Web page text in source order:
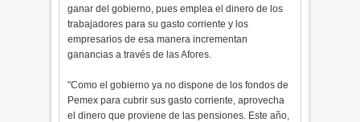
ganar del gobierno, pues emplea el dinero de los
trabajadores para su gasto corriente y los
empresarios de esa manera incrementan
ganancias a través de las Afores.
"Como el gobierno ya no dispone de los fondos de
Pemex para cubrir sus gasto corriente, aprovecha
el dinero que proviene de las pensiones. Este año,